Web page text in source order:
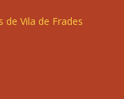
de Vila de Frades